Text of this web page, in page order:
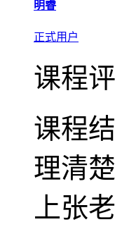
明睿
正式用户
课程
课程
理清
上张